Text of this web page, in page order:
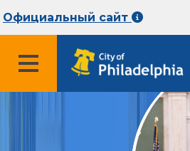
Официальный сайт
МЕНЮ